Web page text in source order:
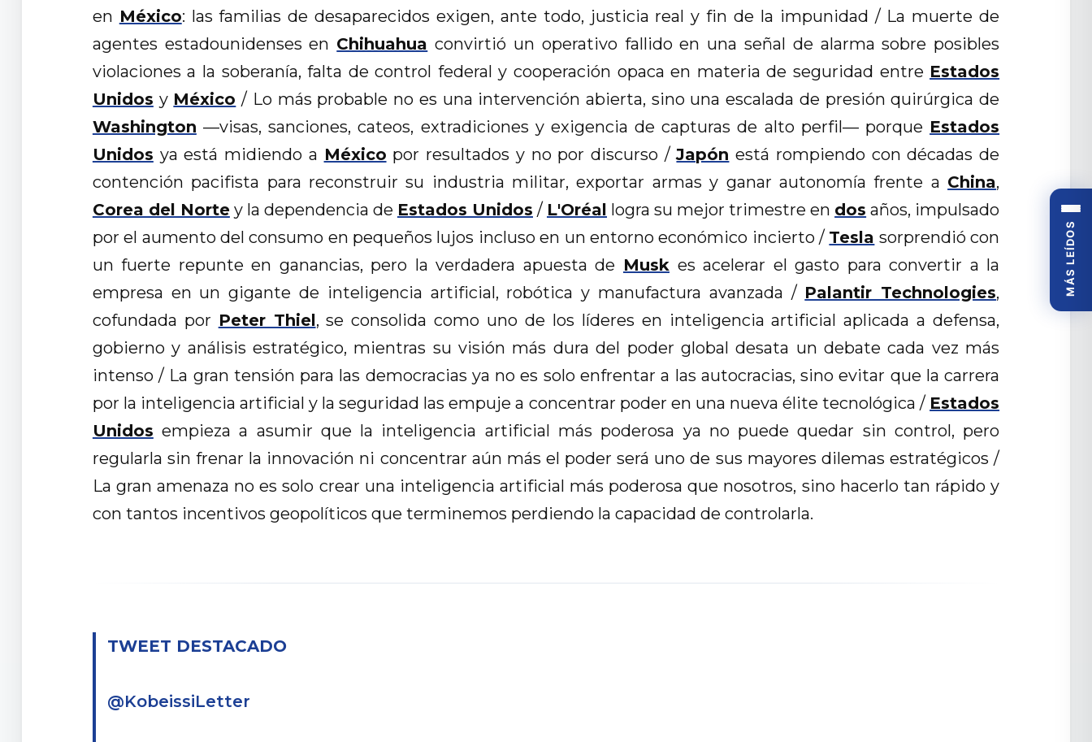
en México: las familias de desaparecidos exigen, ante todo, justicia real y fin de la impunidad / La muerte de
agentes estadounidenses en Chihuahua convirtió un operativo fallido en una señal de alarma sobre posibles
violaciones a la soberanía, falta de control federal y cooperación opaca en materia de seguridad entre Estados
Unidos y México / Lo más probable no es una intervención abierta, sino una escalada de presión quirúrgica de
Washington —visas, sanciones, cateos, extradiciones y exigencia de capturas de alto perfil— porque Estados
Unidos ya está midiendo a México por resultados y no por discurso /Japón está rompiendo con décadas de
contención pacifista para reconstruir su industria militar, exportar armas y ganar autonomía frente a China,
Corea del Nortey la dependencia de Estados Unidos / L'Oréal logra su mejor trimestre en dos años, impulsado
por el aumento del consumo en pequeños lujos incluso en un entorno económico incierto / Tesla sorprendió con
un fuerte repunte en ganancias, pero la verdadera apuesta de Musk es acelerar el gasto para convertir a la
empresa en un gigante de inteligencia artificial, robótica y manufactura avanzada / Palantir Technologies,
cofundada por Peter Thiel, se consolida como uno de los líderes en inteligencia artificial aplicada a defensa,
gobierno y análisis estratégico, mientras su visión más dura del poder global desata un debate cada vez más
intenso / La gran tensión para las democracias ya no es solo enfrentar a las autocracias, sino evitar que la carrera
por la inteligencia artificial y la seguridad las empuje a concentrar poder en una nueva élite tecnológica / Estados
Unidos empieza a asumir que la inteligencia artificial más poderosa ya no puede quedar sin control, pero
regularla sin frenar la innovación ni concentrar aún más el poder será uno de sus mayores dilemas estratégicos /
La gran amenaza no es solo crear una inteligencia artificial más poderosa que nosotros, sino hacerlo tan rápido y
con tantos incentivos geopolíticos que terminemos perdiendo la capacidad de controlarla.
TWEET DESTACADO
@KobeissiLetter
MÁS LEÍDOS